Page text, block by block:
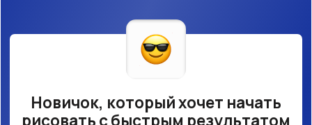
Творческий человек, жаждущий